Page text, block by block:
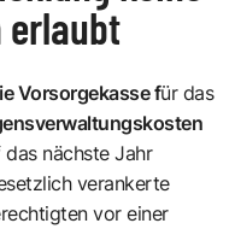
erlaubt
Vorsorgekasse für das
das nächste Jahr
verankerte
vor einer